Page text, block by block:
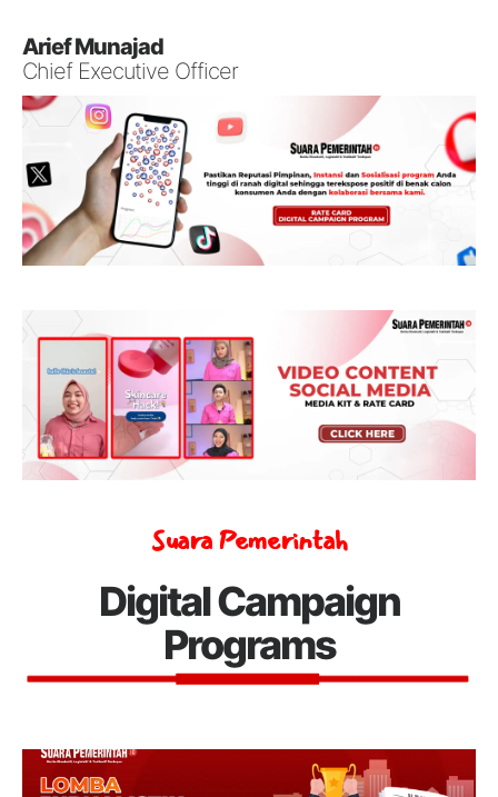
Arief Munajad
Chief Executive Officer
Suara Pemerintah
Digital Campaign
Programs